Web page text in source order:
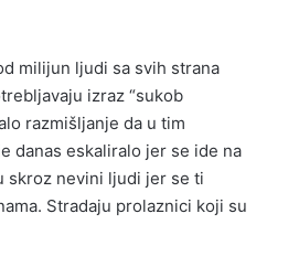
milijun ljudi sa svih strana
izraz “sukob
razmišljanje da u tim
danas eskaliralo jer se ide na
skroz nevini ljudi jer se ti
Stradaju prolaznici koji su